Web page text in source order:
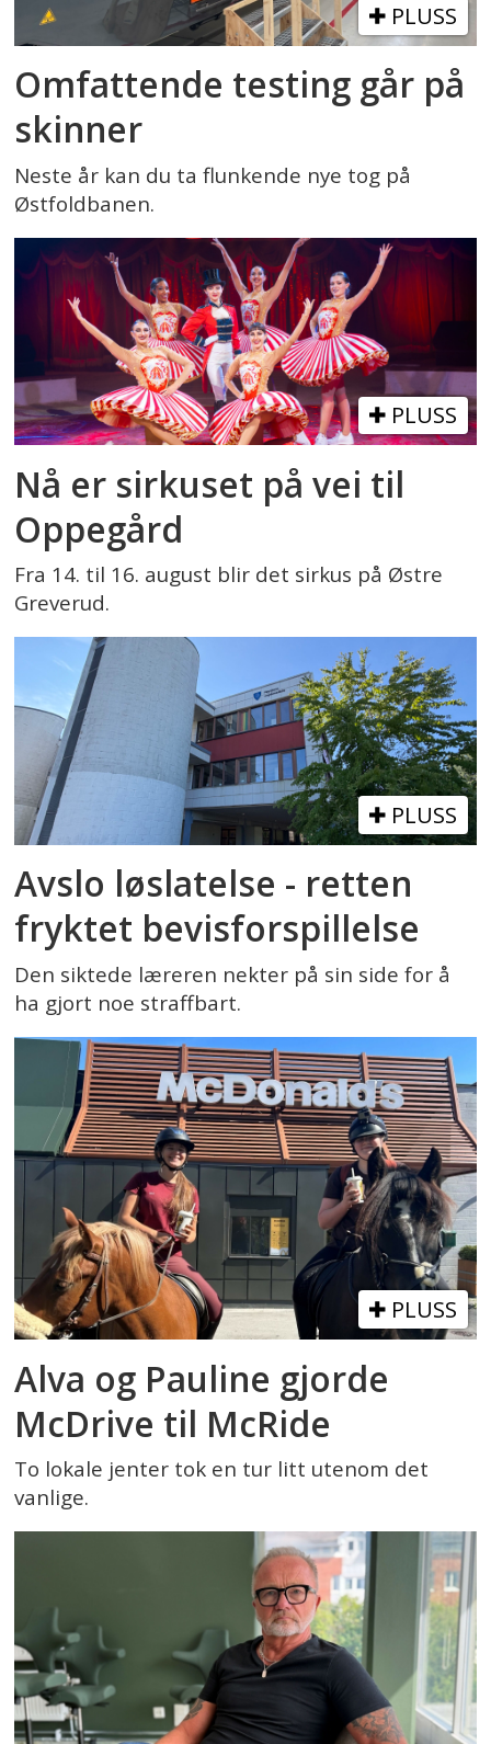
PLUSS
Omfattende testing går på
skinner
Neste år kan du ta flunkende nye tog på
Østfoldbanen.
PLUSS
Nå er sirkuset på vei til
Oppegård
Fra 14. til 16. august blir det sirkus på Østre
Greverud.
PLUSS
Avslo løslatelse - retten
fryktet bevisforspillelse
Den siktede læreren nekter på sin side for å
ha gjort noe straffbart.
PLUSS
Alva og Pauline gjorde
McDrive til McRide
To lokale jenter tok en tur litt utenom det
vanlige.